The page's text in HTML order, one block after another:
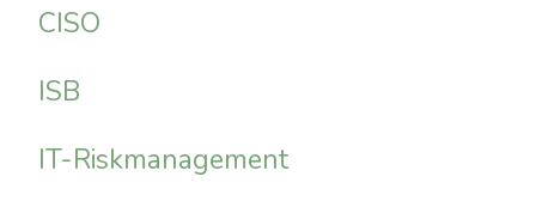
CISO
ISB
IT-Riskmanagement